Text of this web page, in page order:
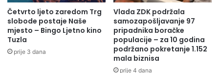
ć
i
n
e
O
Četvrto ljeto zaredom Trg
slobode postaje Naše
mjesto – Bingo Ljetno kino
Tuzla
prije 3 dana
Vlada ZDK podržala
samozapošljavanje 97
pripadnika boračke
populacije – za 10 godina
podržano pokretanje 1.152
mala biznisa
prije 4 dana